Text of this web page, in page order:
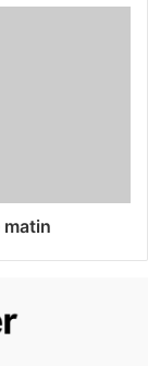
matin